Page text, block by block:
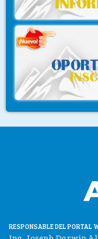
RESPONSABLE DEL PORTAL